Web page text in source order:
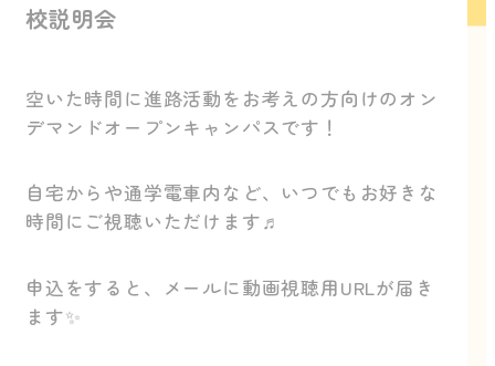
校説明会
空いた時間に進路活動をお考えの方向けのオン
デマンドオープンキャンパスです！
自宅からや通学電車内など、いつでもお好きな
時間にご視聴いただけます♬
申込をすると、メールに動画視聴用URLが届き
ます✨